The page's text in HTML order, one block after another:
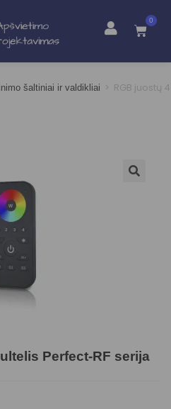
0
šaltiniai ir valdikliai > RGB juostų
Perfect-RF serija